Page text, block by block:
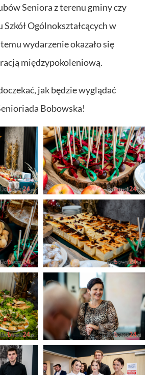
Seniora z terenu gminy czy
Szkół Ogólnokształcących w
wydarzenie okazało się
międzypokoleniową.
jak będzie wyglądać
Bobowska!